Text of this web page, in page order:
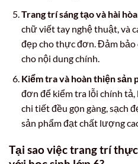
Trang trí sáng tạo và hài
chữ viết tay nghệ thuật, và
đẹp cho thực đơn. Đảm
cho nội dung chính.
Kiểm tra và hoàn thiện sản
đơn để kiểm tra lỗi chính tả,
chi tiết đều gọn gàng, sạch
sản phẩm đạt chất lượng
Tại sao việc trang trí